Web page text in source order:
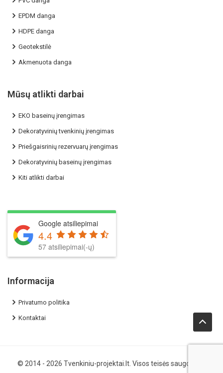
EPDM danga
HDPE danga
Geotekstilė
Akmenuota danga
Mūsų atlikti darbai
EKO baseinų įrengimas
Dekoratyvinių tvenkinių įrengimas
Priešgaisrinių rezervuarų įrengimas
Dekoratyvinių baseinų įrengimas
Kiti atlikti darbai
Google atsiliepimai
4.4
57 atsiliepimai(-ų)
Informacija
Privatumo politika
Kontaktai
© 2014 - 2026 Tvenkiniu-projektai.lt . Visos teisės saugomos.